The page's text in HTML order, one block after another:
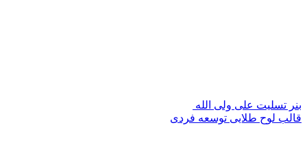
بنر تسلیت علی ولی الله
قالب لوح طلایی توسعه فردی